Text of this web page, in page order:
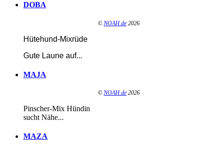
DOBA
© NOAH.de 2026
Hütehund-Mixrüde
Gute Laune auf...
MAJA
© NOAH.de 2026
Pinscher-Mix Hündin
sucht Nähe...
MAZA